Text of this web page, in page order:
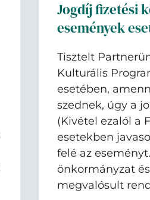
Jogdíj fizetési
események
Tisztelt
Kulturális
esetében,
szednek, úgy a
(Kivétel ezalól a
esetekben
felé az
önkormányzat
megvalósult